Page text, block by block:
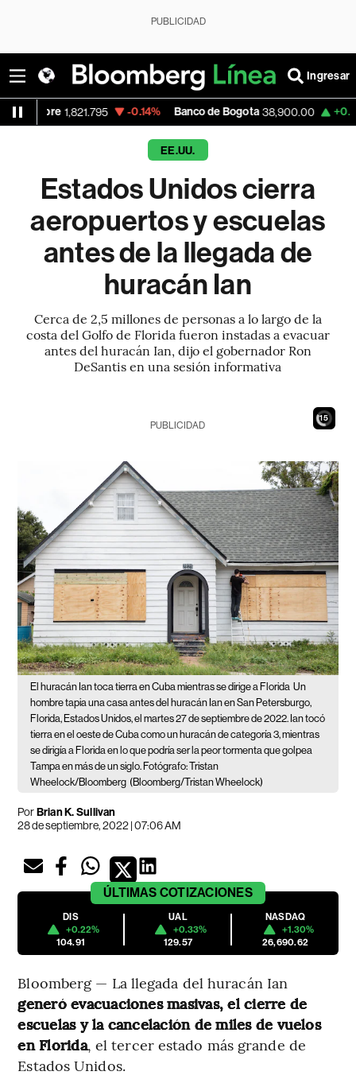
PUBLICIDAD
Ingresar
-0.14% Banco de Bogota 38,900.00 +0.46% Apple
EE.UU.
Estados Unidos cierra
aeropuertos y escuelas
antes de la llegada de
huracán Ian
Cerca de 2,5 millones de personas a lo largo de la
costa del Golfo de Florida fueron instadas a evacuar
antes del huracán Ian, dijo el gobernador Ron
DeSantis en una sesión informativa
13
PUBLICIDAD
El huracán Ian toca tierra en Cuba mientras se dirige a Florida Un
hombre tapia una casa antes del huracán Ian en San Petersburgo,
Florida, Estados Unidos, el martes 27 de septiembre de 2022. Ian tocó
tierra en el oeste de Cuba como un huracán de categoría 3, mientras
se dirigía a Florida en lo que podría ser la peor tormenta que golpea
Tampa en más de un siglo. Fotógrafo: Tristan
Wheelock/Bloomberg (Bloomberg/Tristan Wheelock)
PorBrian K. Sullivan
28 de septiembre, 2022 | 07:06 AM
ÚLTIMAS COTIZACIONES
DIS
+0.22%
104.91
UAL
+0.33%
129.57
NASDAQ
+1.30%
26,690.62
Bloomberg — La llegada del huracán Ian
generó evacuaciones masivas, el cierre de
escuelas y la cancelación de miles de vuelos
en Florida, el tercer estado más grande de
Estados Unidos.